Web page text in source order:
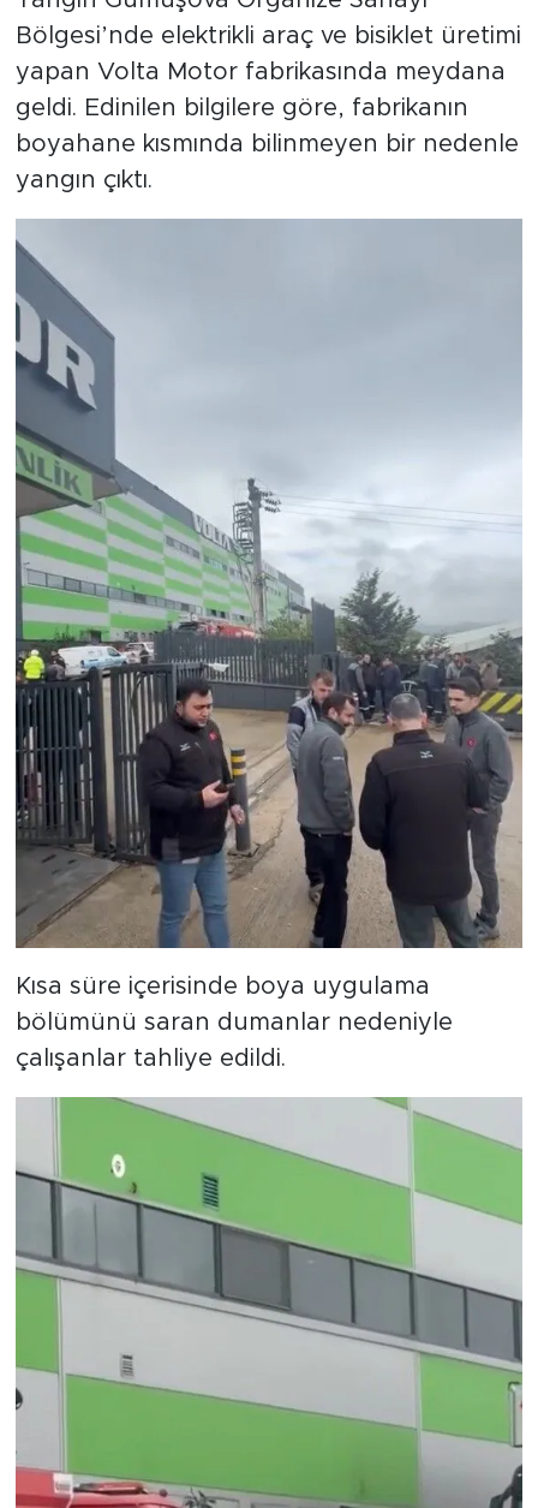
Bölgesi’nde elektrikli araç ve bisiklet üretimi
yapan Volta Motor fabrikasında meydana
geldi. Edinilen bilgilere göre, fabrikanın
boyahane kısmında bilinmeyen bir nedenle
yangın çıktı.
Kısa süre içerisinde boya uygulama
bölümünü saran dumanlar nedeniyle
çalışanlar tahliye edildi.